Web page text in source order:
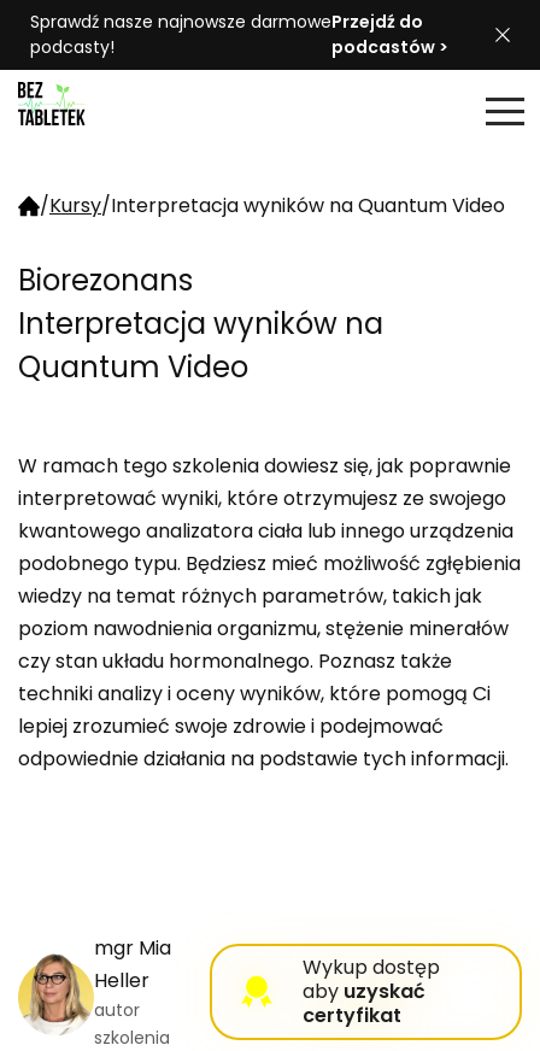
Sprawdź nasze najnowsze darmowe
podcasty!
Przejdź do
podcastów >
/Kursy/Interpretacja wyników na Quantum Video
Biorezonans
Interpretacja wyników na
Quantum Video
W ramach tego szkolenia dowiesz się, jak poprawnie
interpretować wyniki, które otrzymujesz ze swojego
kwantowego analizatora ciała lub innego urządzenia
podobnego typu. Będziesz mieć możliwość zgłębienia
wiedzy na temat różnych parametrów, takich jak
poziom nawodnienia organizmu, stężenie minerałów
czy stan układu hormonalnego. Poznasz także
techniki analizy i oceny wyników, które pomogą Ci
lepiej zrozumieć swoje zdrowie i podejmować
odpowiednie działania na podstawie tych informacji.
mgr Mia
Heller
autor
szkolenia
Wykup dostęp
aby uzyskać
certyfikat